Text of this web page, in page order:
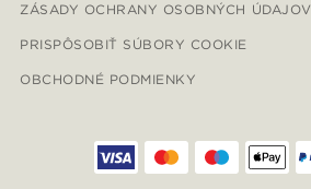
ZÁSADY OCHRANY OSOBNÝCH ÚDAJOV
PRISPÔSOBIŤ SÚBORY COOKIE
OBCHODNÉ PODMIENKY